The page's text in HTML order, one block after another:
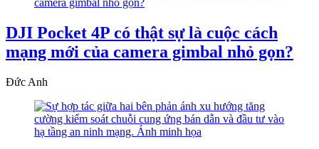
DJI Pocket 4P có thật sự là cuộc cách
mạng mới của camera gimbal nhỏ gọn?
Đức Anh